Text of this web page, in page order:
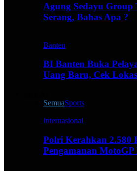
Agung Sedayu Group
Serang, Bahas Apa ?
Banten
BI Banten Buka
Uang Baru, Cek
SemuaSports
Internasional
Polri Kerahkan 2.580
Pengamanan